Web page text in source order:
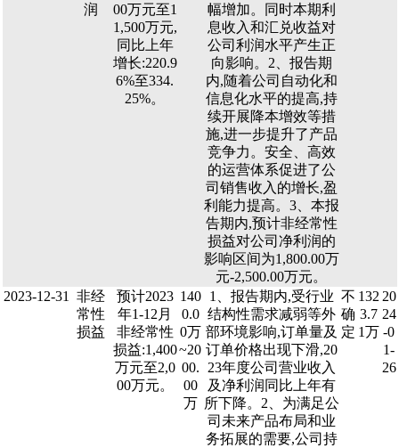
润
00万元至1
1,500万元,
同比上年
增长:220.9
6%至334.
25%。
幅增加。同时本期利
息收入和汇兑收益对
公司利润水平产生正
向影响。2、报告期
内,随着公司自动化和
信息化水平的提高,持
续开展降本增效等措
施,进一步提升了产品
竞争力。安全、高效
的运营体系促进了公
司销售收入的增长,盈
利能力提高。3、本报
告期内,预计非经常性
损益对公司净利润的
影响区间为1,800.00万
元-2,500.00万元。
2023-12-31
非经
常性
损益
预计2023
年1-12月
非经常性
损益:1,400
万元至2,0
00万元。
140
0.0
0万
~20
00.
00
万
1、报告期内,受行业
结构性需求减弱等外
部环境影响,订单量及
订单价格出现下滑,20
23年度公司营业收入
及净利润同比上年有
所下降。2、为满足公
司未来产品布局和业
务拓展的需要,公司持
不
确
定
132
3.7
1万
20
24
-0
1-
26